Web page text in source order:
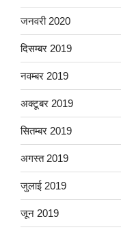
जनवरी 2020
दिसम्बर 2019
नवम्बर 2019
अक्टूबर 2019
सितम्बर 2019
अगस्त 2019
जुलाई 2019
जून 2019